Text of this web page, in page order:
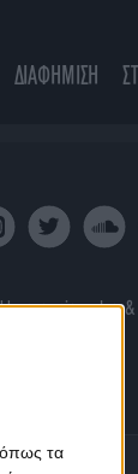
όπως τα
ΔΙΑΦΗΜΙΣΗ
byporcupine colors&